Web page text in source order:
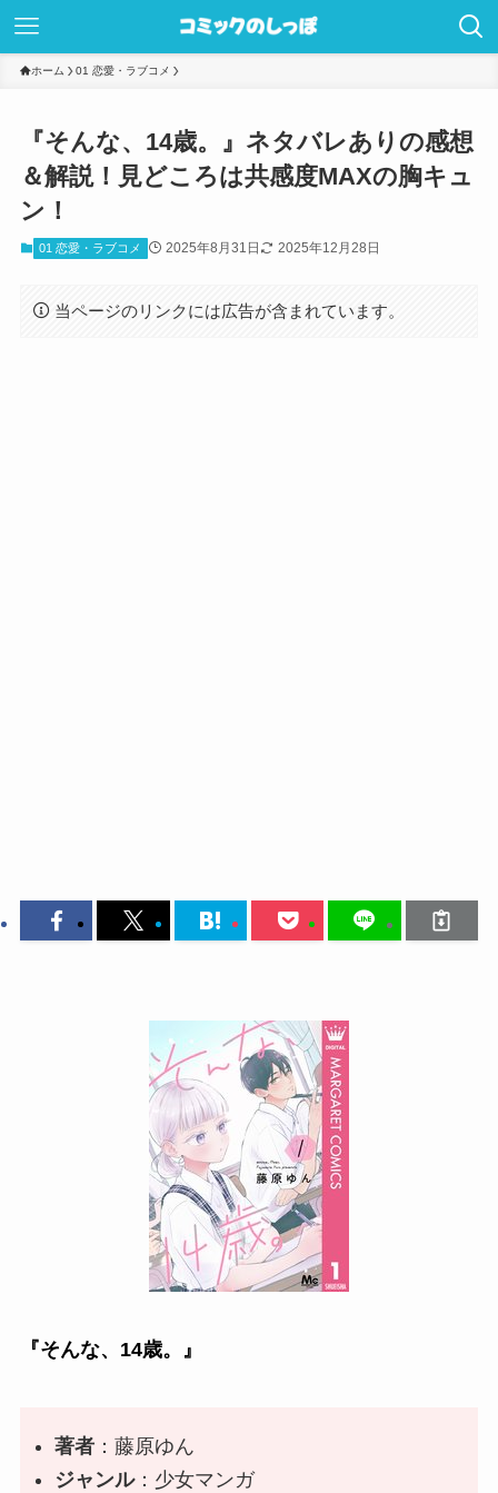
ホーム 01 恋愛・ラブコメ
『そんな、14歳。』ネタバレありの感想
＆解説！見どころは共感度MAXの胸キュ
ン！
01 恋愛・ラブコメ 2025年8月31日 2025年12月28日
当ページのリンクには広告が含まれています。
『そんな、14歳。』
著者 ：藤原ゆん
ジャンル：少女マンガ